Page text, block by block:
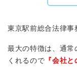
東京駅前総合法律事
最大の特徴は、通常
くれるので 『会社